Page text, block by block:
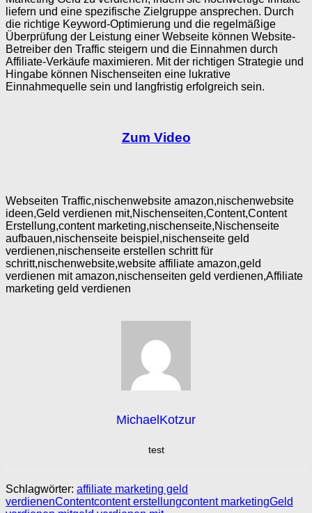
liefern und eine spezifische Zielgruppe ansprechen. Durch
die richtige Keyword-Optimierung und die regelmäßige
Überprüfung der Leistung einer Webseite können Website-
Betreiber den Traffic steigern und die Einnahmen durch
Affiliate-Verkäufe maximieren. Mit der richtigen Strategie und
Hingabe können Nischenseiten eine lukrative
Einnahmequelle sein und langfristig erfolgreich sein.
Zum Video
Webseiten Traffic,nischenwebsite amazon,nischenwebsite
ideen,Geld verdienen mit,Nischenseiten,Content,Content
Erstellung,content marketing,nischenseite,Nischenseite
aufbauen,nischenseite beispiel,nischenseite geld
verdienen,nischenseite erstellen schritt für
schritt,nischenwebsite,website affiliate amazon,geld
verdienen mit amazon,nischenseiten geld verdienen,Affiliate
marketing geld verdienen
MichaelKotzur
test
Schlagwörter: affiliate marketing geld
verdienenContentcontent erstellungcontent marketingGeld